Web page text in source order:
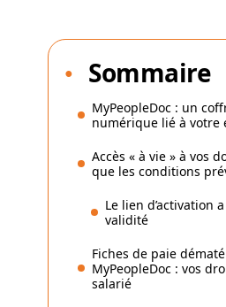
Sommaire
MyPeopleDoc : un
numérique lié à votre
Accès « à vie » à vos
que les conditions
Le lien d’activation
validité
Fiches de paie
MyPeopleDoc : vos
salarié